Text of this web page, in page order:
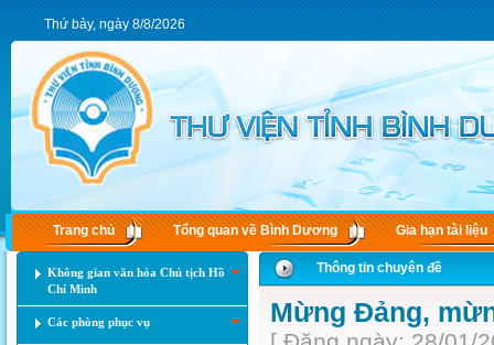
Thứ bảy, ngày 8/8/2026
Trang chủ Tổng quan về Bình Dương Gia hạn tài liệu
Không gian văn hóa Chủ tịch Hồ
Chí Minh
Các phòng phục vụ
Thông tin chuyên đề
Mừng Đảng,